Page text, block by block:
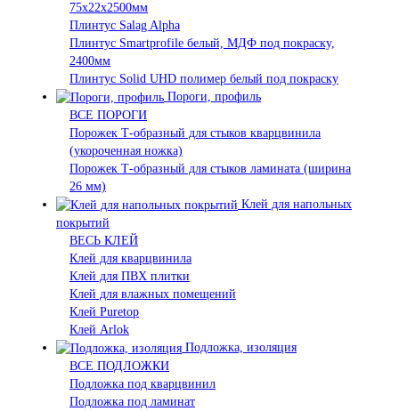
75х22х2500мм
Плинтус Salag Alpha
Плинтус Smartprofile белый, МДФ под покраску,
2400мм
Плинтус Solid UHD полимер белый под покраску
Пороги, профиль
ВСЕ ПОРОГИ
Порожек Т-образный для стыков кварцвинила
(укороченная ножка)
Порожек Т-образный для стыков ламината (ширина
26 мм)
Клей для напольных
покрытий
ВЕСЬ КЛЕЙ
Клей для кварцвинила
Клей для ПВХ плитки
Клей для влажных помещений
Клей Puretop
Клей Arlok
Подложка, изоляция
ВСЕ ПОДЛОЖКИ
Подложка под кварцвинил
Подложка под ламинат